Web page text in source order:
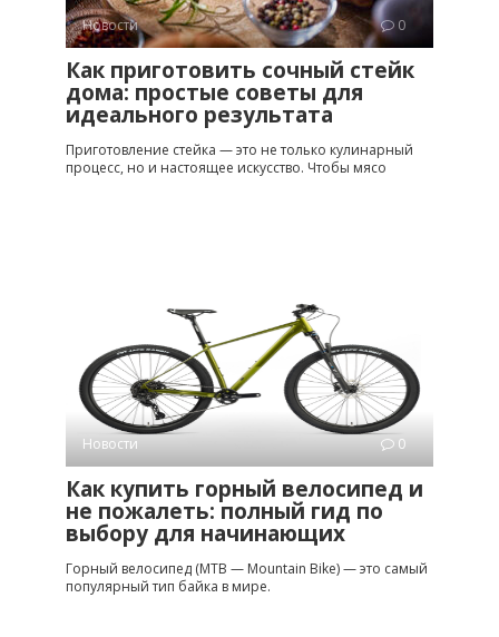
Новости 0
Как приготовить сочный стейк
дома: простые советы для
идеального результата
Приготовление стейка — это не только кулинарный
процесс, но и настоящее искусство. Чтобы мясо
Новости 0
Как купить горный велосипед и
не пожалеть: полный гид по
выбору для начинающих
Горный велосипед (MTB — Mountain Bike) — это самый
популярный тип байка в мире.